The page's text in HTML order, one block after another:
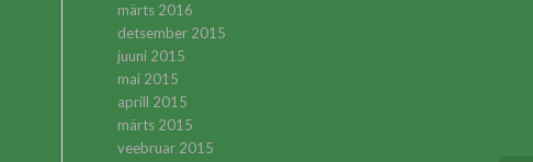
märts 2016
detsember 2015
juuni 2015
mai 2015
aprill 2015
märts 2015
veebruar 2015